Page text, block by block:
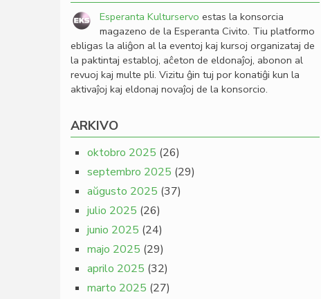
Esperanta Kulturservo estas la konsorcia
magazeno de la Esperanta Civito. Tiu platformo
ebligas la aliĝon al la eventoj kaj kursoj organizataj de
la paktintaj establoj, aĉeton de eldonaĵoj, abonon al
revuoj kaj multe pli. Vizitu ĝin tuj por konatiĝi kun la
aktivaĵoj kaj eldonaj novaĵoj de la konsorcio.
ARKIVO
oktobro 2025 (26)
septembro 2025 (29)
aŭgusto 2025 (37)
julio 2025 (26)
junio 2025 (24)
majo 2025 (29)
aprilo 2025 (32)
marto 2025 (27)